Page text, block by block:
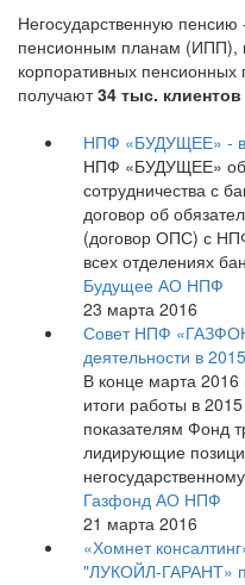
Негосударственную
пенсионным планам (ИПП),
корпоративных
получают34 тыс. клиентов
НПФ «БУДУЩЕЕ» - в
НПФ «БУДУЩЕЕ»
сотрудничества с
договор об
(договор ОПС) с
всех отделениях
Будущее АО НПФ
23 марта 2016
Совет НПФ
деятельности в
В конце марта
итоги работы в
показателям Фонд
лидирующие
Газфонд АО НПФ
21 марта 2016
«Хомнет
"ЛУКОЙЛ-ГАРАНТ»